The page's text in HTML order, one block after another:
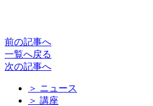
前の記事へ
一覧へ戻る
次の記事へ
＞ ニュース
＞ 講座